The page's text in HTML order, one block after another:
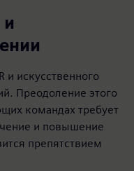
и искусственного
Преодоление этого
командах требует
и повышение
препятствием